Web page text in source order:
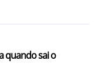
quando sai o